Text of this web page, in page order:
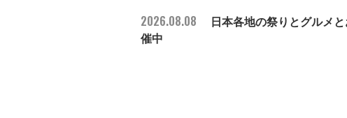
2026.08.08
日本各地の祭りとグルメ
催中